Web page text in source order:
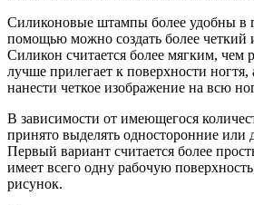
Силиконовые штампы более удобны
помощью можно создать более четкий
Силикон считается более мягким, чем
лучше прилегает к поверхности ногтя,
нанести четкое изображение на всю
В зависимости от имеющегося
принято выделять односторонние
Первый вариант считается более
имеет всего одну рабочую
рисунок.